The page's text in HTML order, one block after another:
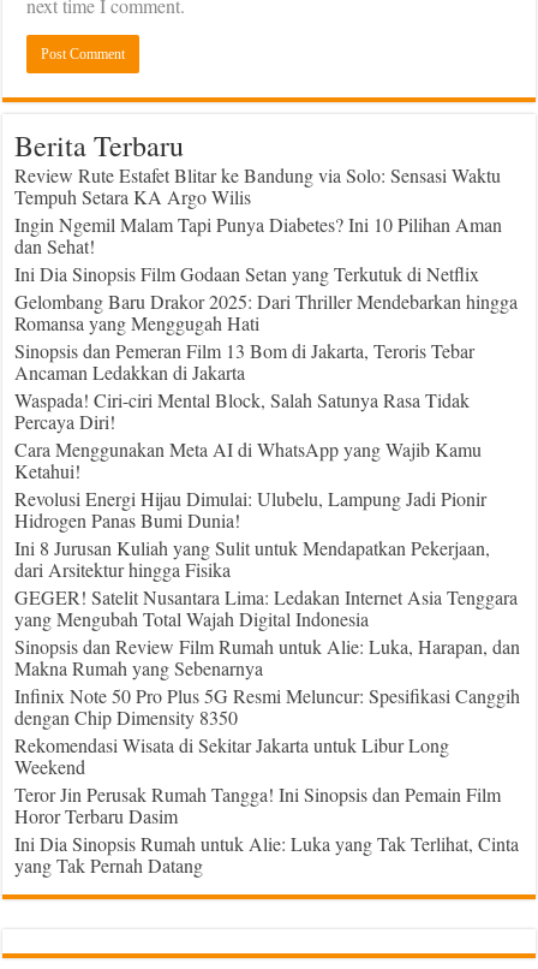
next time I comment.
Berita Terbaru
Review Rute Estafet Blitar ke Bandung via Solo: Sensasi Waktu
Tempuh Setara KA Argo Wilis
Ingin Ngemil Malam Tapi Punya Diabetes? Ini 10 Pilihan Aman
dan Sehat!
Ini Dia Sinopsis Film Godaan Setan yang Terkutuk di Netflix
Gelombang Baru Drakor 2025: Dari Thriller Mendebarkan hingga
Romansa yang Menggugah Hati
Sinopsis dan Pemeran Film 13 Bom di Jakarta, Teroris Tebar
Ancaman Ledakkan di Jakarta
Waspada! Ciri-ciri Mental Block, Salah Satunya Rasa Tidak
Percaya Diri!
Cara Menggunakan Meta AI di WhatsApp yang Wajib Kamu
Ketahui!
Revolusi Energi Hijau Dimulai: Ulubelu, Lampung Jadi Pionir
Hidrogen Panas Bumi Dunia!
Ini 8 Jurusan Kuliah yang Sulit untuk Mendapatkan Pekerjaan,
dari Arsitektur hingga Fisika
GEGER! Satelit Nusantara Lima: Ledakan Internet Asia Tenggara
yang Mengubah Total Wajah Digital Indonesia
Sinopsis dan Review Film Rumah untuk Alie: Luka, Harapan, dan
Makna Rumah yang Sebenarnya
Infinix Note 50 Pro Plus 5G Resmi Meluncur: Spesifikasi Canggih
dengan Chip Dimensity 8350
Rekomendasi Wisata di Sekitar Jakarta untuk Libur Long
Weekend
Teror Jin Perusak Rumah Tangga! Ini Sinopsis dan Pemain Film
Horor Terbaru Dasim
Ini Dia Sinopsis Rumah untuk Alie: Luka yang Tak Terlihat, Cinta
yang Tak Pernah Datang